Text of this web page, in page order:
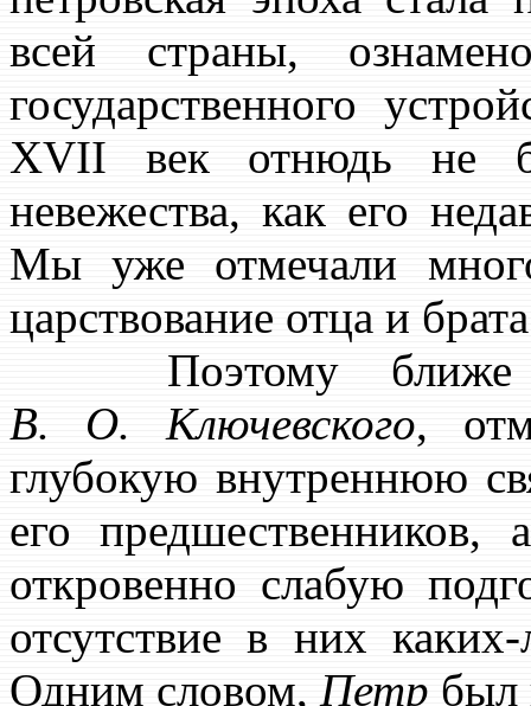
всей страны,
государственного
XVII век отнюдь не
невежества, как его
Мы уже отмечали
царствование отца и
Поэтому ближе к
В. О. Ключевского,
глубокую внутреннюю
его
откровенно слабую
отсутствие в них
Одним словом, Петр был